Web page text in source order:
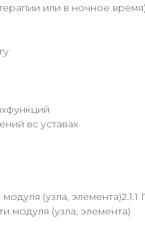
или в ночное время)
вс уставах
(узла, элемента)2.1.1
модуля (узла, элемента)